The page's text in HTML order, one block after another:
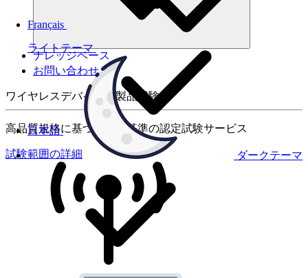
ライトテーマ
ダークテーマ
Français
日本語
ナレッジベース
お問い合わせ
ワイヤレスデバイスの製品試験
高品質規格に基づく国際基準の認定試験サービス
試験範囲の詳細